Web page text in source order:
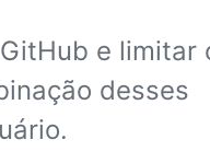
e limitar
desses